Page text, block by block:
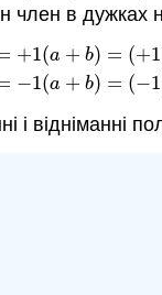
член в дужках
+1(a + b) = (+1
−1(a + b) = (−1
a+ b) (+ 1) (+1
відніманні